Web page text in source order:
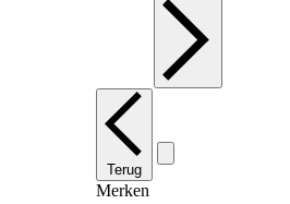
Terug
Merken